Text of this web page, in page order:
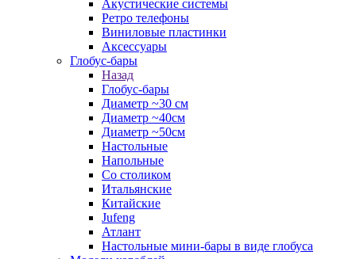
Акустические системы
Ретро телефоны
Виниловые пластинки
Аксессуары
Глобус-бары
Назад
Глобус-бары
Диаметр ~30 см
Диаметр ~40см
Диаметр ~50см
Настольные
Напольные
Со столиком
Итальянские
Китайские
Jufeng
Атлант
Настольные мини-бары в виде глобуса